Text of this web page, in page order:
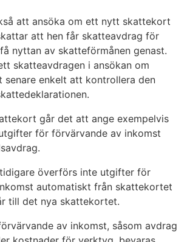
att ansöka om ett nytt skattekort
att hen får skatteavdrag för
nyttan av skatteförmånen genast.
skatteavdragen i ansökan om
enkelt att kontrollera den
går det att ange exempelvis
för förvärvande av inkomst
överförs inte utgifter för
automatiskt från skattekortet
till det nya skattekortet.
av inkomst, såsom avdrag